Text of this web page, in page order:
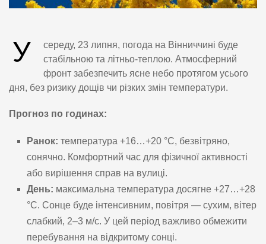
У
середу, 23 липня, погода на Вінниччині буде
стабільною та літньо-теплою. Атмосферний
фронт забезпечить ясне небо протягом усього
дня, без ризику дощів чи різких змін температури.
Прогноз по годинах:
Ранок: температура +16…+20 °C, безвітряно,
сонячно. Комфортний час для фізичної активності
або вирішення справ на вулиці.
День: максимальна температура досягне +27…+28
°C. Сонце буде інтенсивним, повітря — сухим, вітер
слабкий, 2–3 м/с. У цей період важливо обмежити
перебування на відкритому сонці.